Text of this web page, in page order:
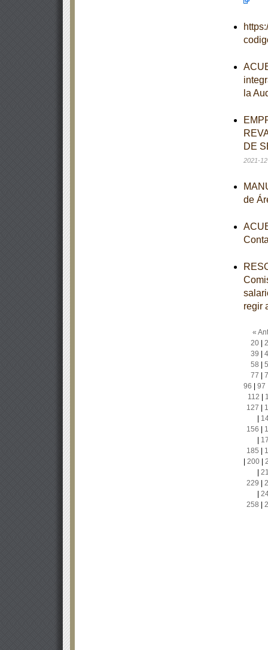
la
DE
2021-
de
regir
«
20|
39
58
77
96
97
112
127
156
185
200|
229
258